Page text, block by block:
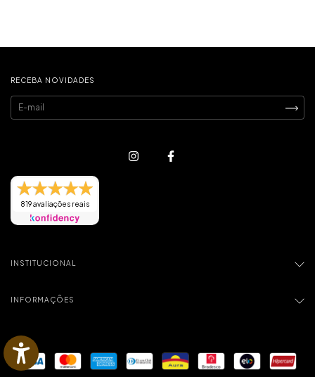
RECEBA NOVIDADES
819 avaliações reais
INSTITUCIONAL
INFORMAÇÕES